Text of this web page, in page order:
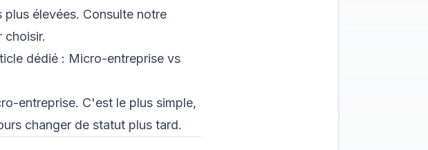
élevées. Consulte notre
choisir.
dédié : Micro-entreprise vs
entreprise. C'est le plus simple,
changer de statut plus tard.